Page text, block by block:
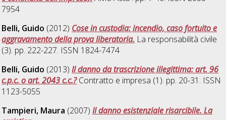
7954
Belli, Guido (2012) Cose in custodia: incendio, caso fortuito e
aggravamento della prova liberatoria. La responsabilità civile
(3). pp. 222-227. ISSN 1824-7474
Belli, Guido (2013)Il danno da trascrizione illegittima: art. 96
c.p.c. o art. 2043 c.c.?Contratto e impresa (1). pp. 20-31. ISSN
1123-5055
Tampieri, Maura (2007)Il danno esistenziale risarcibile. La